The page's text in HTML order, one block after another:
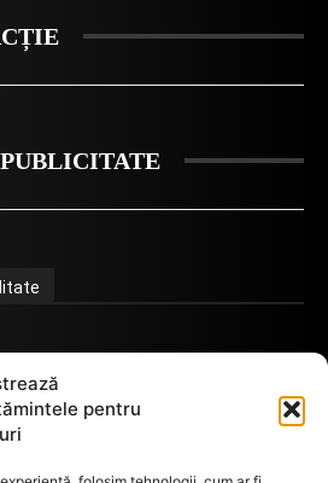
pentru